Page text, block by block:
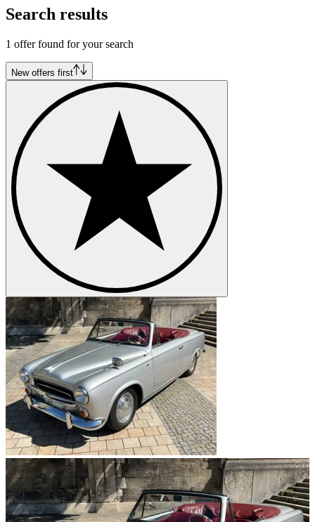
Search results
1 offer found for your search
New offers first